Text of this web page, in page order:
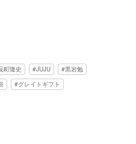
町隆史 JUJU
黒岩勉
グレイトギフト